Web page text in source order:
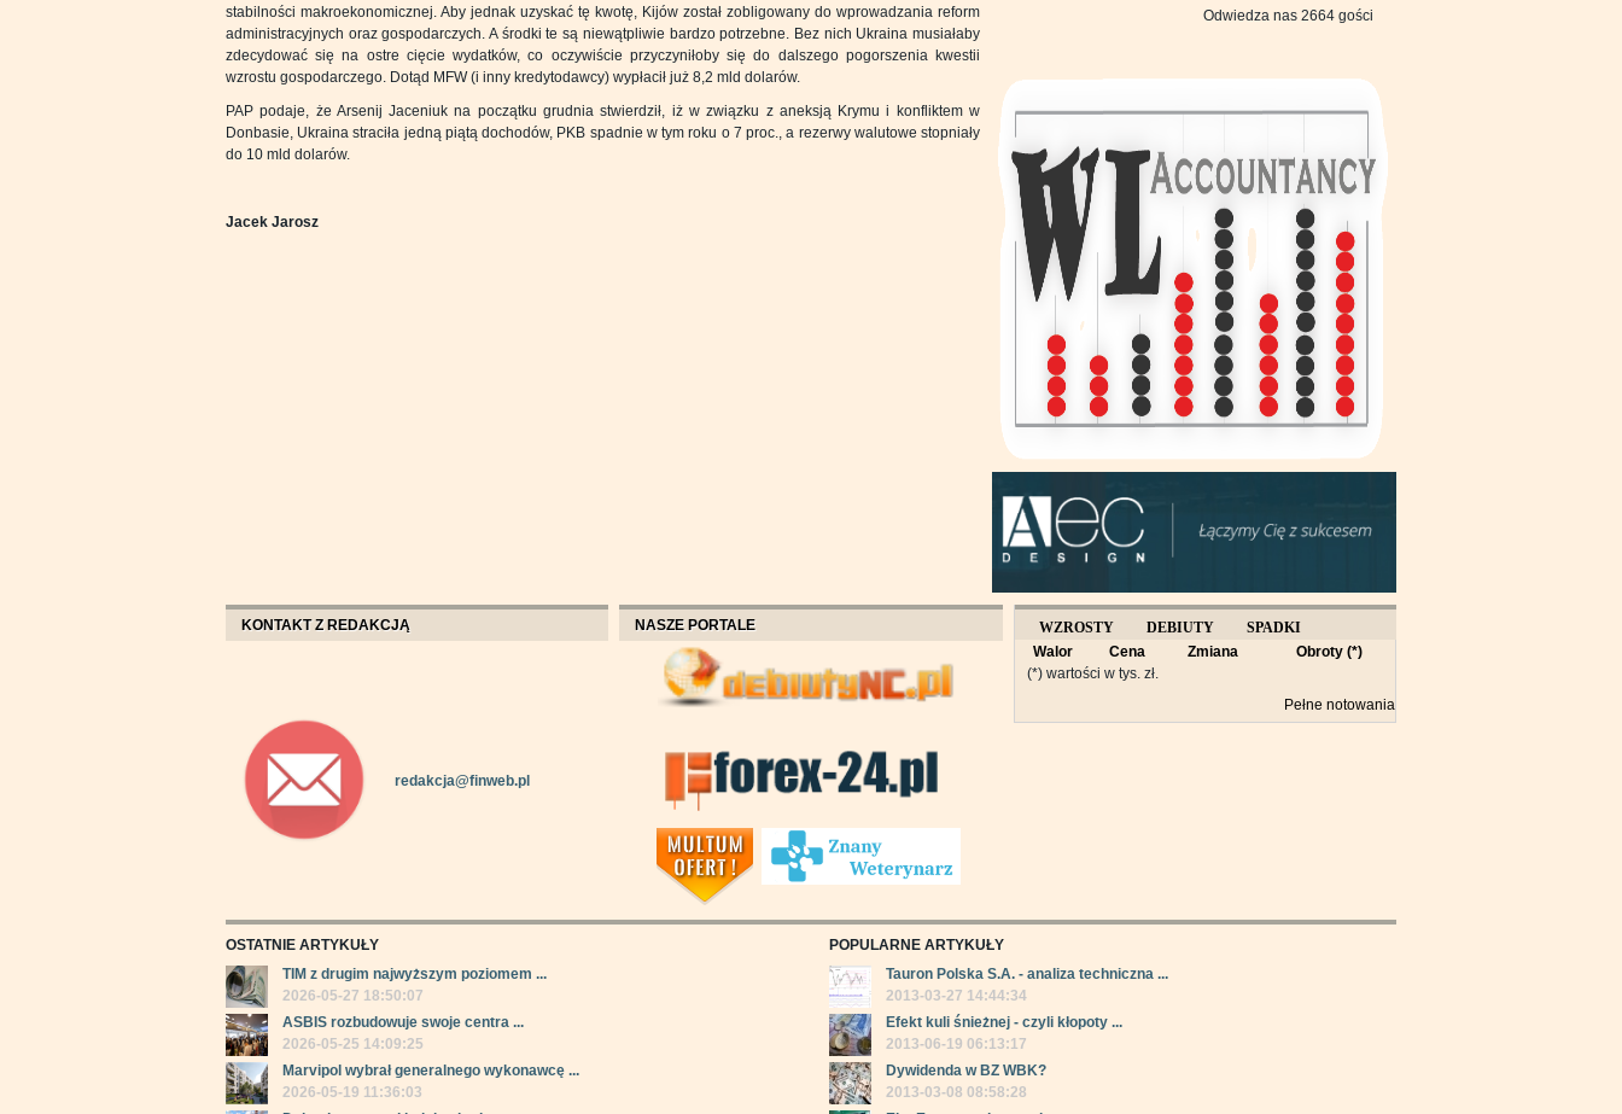
stabilności makroekonomicznej. Aby jednak uzyskać tę kwotę, Kijów został zobligowany do wprowadzania reform
administracyjnych oraz gospodarczych. A środki te są niewątpliwie bardzo potrzebne. Bez nich Ukraina musiałaby
zdecydować się na ostre cięcie wydatków, co oczywiście przyczyniłoby się do dalszego pogorszenia kwestii
wzrostu gospodarczego. Dotąd MFW (i inny kredytodawcy) wypłacił już 8,2 mld dolarów.
PAP podaje, że Arsenij Jaceniuk na początku grudnia stwierdził, iż w związku z aneksją Krymu i konfliktem w
Donbasie, Ukraina straciła jedną piątą dochodów, PKB spadnie w tym roku o 7 proc., a rezerwy walutowe stopniały
do 10 mld dolarów.
Jacek Jarosz
Odwiedza nas 2664 gości
KONTAKT Z REDAKCJĄ
redakcja@finweb.pl
NASZE PORTALE WZROSTY DEBIUTY
SPADKI
OBROTY
Walor Cena Zmiana
Obroty (*)
(*) wartości w tys. zł.
Pełne notowania
OSTATNIE ARTYKUŁY
TIM z drugim najwyższym poziomem ...
2026-05-27 18:50:07
ASBIS rozbudowuje swoje centra ...
2026-05-25 14:09:25
Marvipol wybrał generalnego wykonawcę ...
2026-05-19 11:36:03
POPULARNE ARTYKUŁY
Tauron Polska S.A. - analiza techniczna ...
2013-03-27 14:44:34
Efekt kuli śnieżnej - czyli kłopoty ...
2013-06-19 06:13:17
Dywidenda w BZ WBK?
2013-03-08 08:58:28